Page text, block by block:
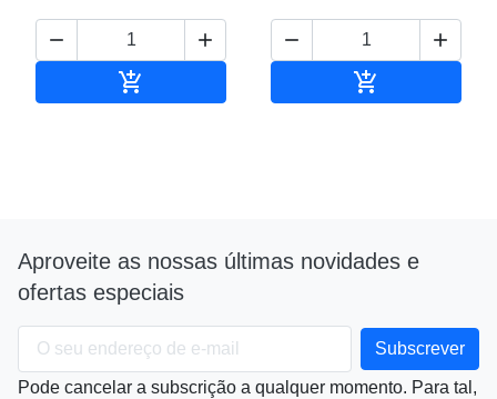
 

 

Aproveite as nossas últimas novidades e
ofertas especiais
Pode cancelar a subscrição a qualquer momento. Para tal,